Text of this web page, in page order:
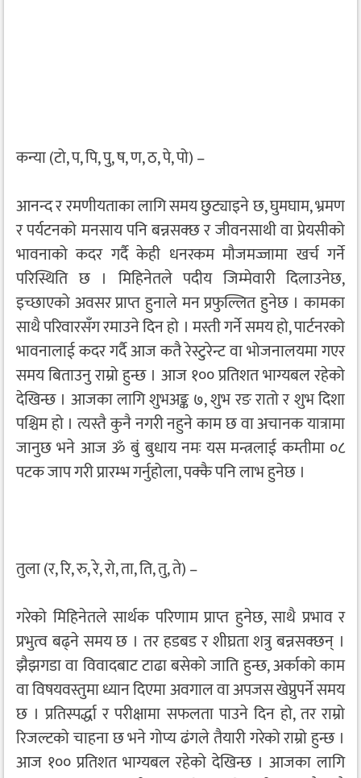
कन्या (टो, प, पि, पु, ष, ण, ठ, पे, पो) –
आनन्द र रमणीयताका लागि समय छुट्याइने छ, घुमघाम, भ्रमण
र पर्यटनको मनसाय पनि बन्नसक्छ र जीवनसाथी वा प्रेयसीको
भावनाको कदर गर्दै केही धनरकम मौजमज्जामा खर्च गर्ने
परिस्थिति छ । मिहिनेतले पदीय जिम्मेवारी दिलाउनेछ,
इच्छाएको अवसर प्राप्त हुनाले मन प्रफुल्लित हुनेछ । कामका
साथै परिवारसँग रमाउने दिन हो । मस्ती गर्ने समय हो, पार्टनरको
भावनालाई कदर गर्दै आज कतै रेस्टुरेन्ट वा भोजनालयमा गएर
समय बिताउनु राम्रो हुन्छ । आज १०० प्रतिशत भाग्यबल रहेको
देखिन्छ । आजका लागि शुभअङ्क ७, शुभ रङ रातो र शुभ दिशा
पश्चिम हो । त्यस्तै कुनै नगरी नहुने काम छ वा अचानक यात्रामा
जानुछ भने आज ॐ बुं बुधाय नमः यस मन्त्रलाई कम्तीमा ०८
पटक जाप गरी प्रारम्भ गर्नुहोला, पक्कै पनि लाभ हुनेछ ।
तुला (र, रि, रु, रे, रो, ता, ति, तु, ते) –
गरेको मिहिनेतले सार्थक परिणाम प्राप्त हुनेछ, साथै प्रभाव र
प्रभुत्व बढ्ने समय छ । तर हडबड र शीघ्रता शत्रु बन्नसक्छन् ।
झैझगडा वा विवादबाट टाढा बसेको जाति हुन्छ, अर्काको काम
वा विषयवस्तुमा ध्यान दिएमा अवगाल वा अपजस खेप्नुपर्ने समय
छ । प्रतिस्पर्द्धा र परीक्षामा सफलता पाउने दिन हो, तर राम्रो
रिजल्टको चाहना छ भने गोप्य ढंगले तैयारी गरेको राम्रो हुन्छ ।
आज १०० प्रतिशत भाग्यबल रहेको देखिन्छ । आजका लागि